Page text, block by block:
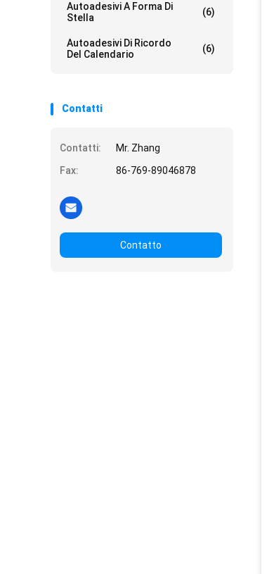
Autoadesivi A Forma Di
Stella
(6)
Autoadesivi Di Ricordo
Del Calendario
(6)
Contatti
Contatti:
Mr. Zhang
Fax:
86-769-89046878
Contatto